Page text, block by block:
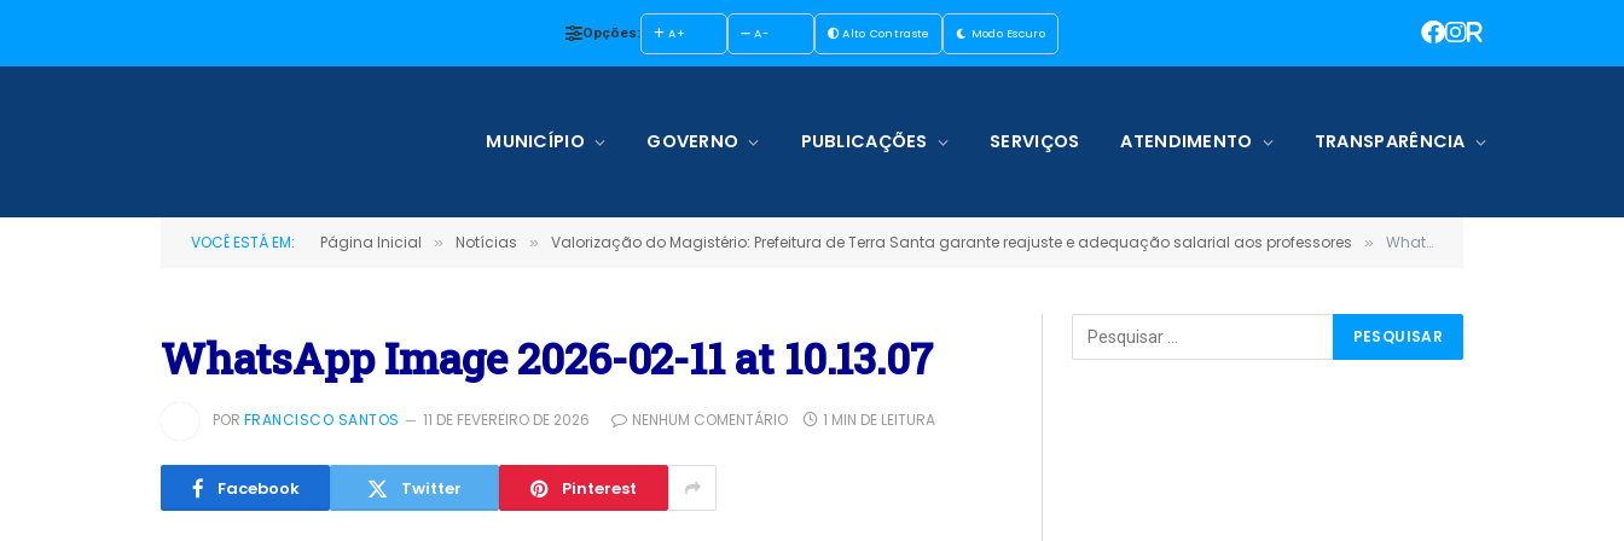
Opções: A+ A- Alto Contraste Modo Escuro
MUNICÍPIO GOVERNO PUBLICAÇÕES SERVIÇOS ATENDIMENTO TRANSPARÊNCIA
VOCÊ ESTÁ EM: Página Inicial » Notícias » Valorização do Magistério: Prefeitura de Terra Santa garante reajuste e adequação salarial aos professores » WhatsApp Image 2026-02-11 at 10.13.07
WhatsApp Image 2026-02-11 at 10.13.07
POR FRANCISCO SANTOS 11 DE FEVEREIRO DE 2026 NENHUM COMENTÁRIO 1 MIN DE LEITURA
Facebook Twitter Pinterest